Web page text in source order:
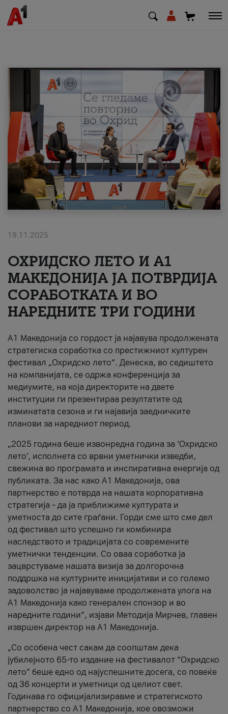
МК SQ
Приватни Деловни
Поддршка
Надополни кредит
#ПодобарОнлајн
19.11.2025
ОХРИДСКО ЛЕТО И A1
МАКЕДОНИЈА ЈА ПОТВРДИЈА
СОРАБОТКАТА И ВО
НАРЕДНИТЕ ТРИ ГОДИНИ
A1 Македонија со гордост ја најавува продолжената
стратегиска соработка со престижниот културен
фестивал „Охридско лето“. Денеска, во седиштето
на компанијата, се одржа конференција за
медиумите, на која директорите на двете
институции ги презентираа резултатите од
изминатата сезона и ги најавија заедничките
планови за наредниот период.
„2025 година беше извонредна година за ‘Охридско
лето’, исполнета со врвни уметнички изведби,
свежина во програмата и инспиративна енергија од
публиката. За нас како A1 Македонија, ова
партнерство е потврда на нашата корпоративна
стратегија – да ја приближиме културата и
уметноста до сите граѓани. Горди сме што сме дел
од фестивал што успешно ги комбинира
наследството и традицијата со современите
уметнички тенденции. Со оваа соработка ја
зацврстуваме нашата визија за долгорочна
поддршка на културните иницијативи и со големо
задоволство ја најавуваме продолжената улога на
A1 Македонија како генерален спонзор и во
наредните години“, изјави Методија Мирчев, главен
извршен директор на A1 Македонија.
„Со особена чест сакам да соопштам дека
јубилејното 65-то издание на фестивалот “Охридско
лето” беше едно од најуспешните досега, со повеќе
од 36 концерти и уметници од целиот свет.
Годинава го официјализиравме и стратегиското
партнерство со А1 Македонија, кое овозможи